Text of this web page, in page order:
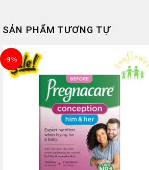
SẢN PHẨM TƯƠNG TỰ
-9%